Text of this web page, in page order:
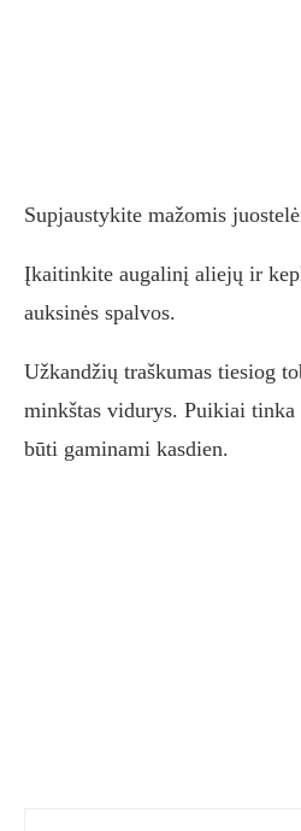
Supjaustykite mažomis
Įkaitinkite augalinį aliejų ir
auksinės spalvos.
Užkandžių traškumas tiesiog
minkštas vidurys. Puikiai
būti gaminami kasdien.